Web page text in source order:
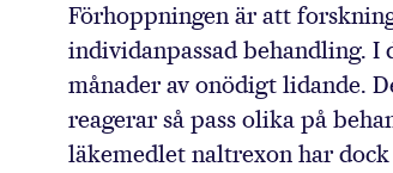
Förhoppningen är att
individanpassad behandling.
månader av onödigt lidande.
reagerar så pass olika på
läkemedlet naltrexon har